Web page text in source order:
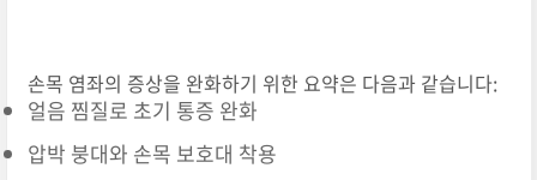
지는 잠스트와 와나핏입니다. 이 두 브랜드는 각
각의 장점과 특성이 있어 소비자에게 다양한 선택
을 제공합니다. 손목보호대를 선택할 때는 사용
손목 염좌의 증상을 완화하기 위한 요약은 다음과 같습니다:
얼음 찜질로 초기 통증 완화
압박 붕대와 손목 보호대 착용